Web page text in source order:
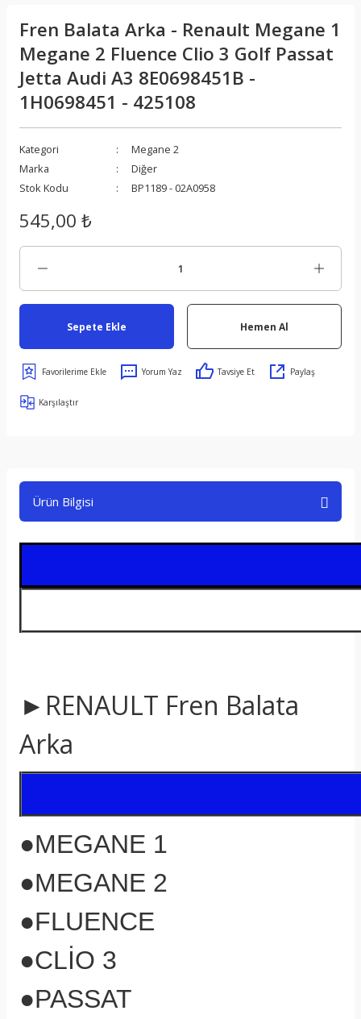
Fren Balata Arka - Renault Megane 1
Megane 2 Fluence Clio 3 Golf Passat
Jetta Audi A3 8E0698451B -
1H0698451 - 425108
Kategori
Megane 2
Marka
Diğer
Stok Kodu
BP1189 - 02A0958
545,00 ₺
Sepete Ekle Hemen Al
Yorum Yaz Tavsiye Et Paylaş
Karşılaştır
Ürün Bilgisi
►RENAULT Fren Balata
Arka
●MEGANE 1
●MEGANE 2
●FLUENCE
●CLİO 3
●PASSAT